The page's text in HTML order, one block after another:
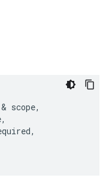
& scope,
,
,